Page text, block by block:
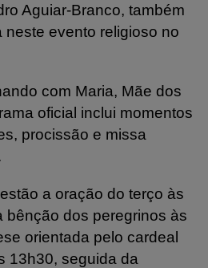
Aguiar-Branco, também
neste evento religioso no
com Maria, Mãe dos
oficial inclui momentos
procissão e missa
a oração do terço às
bênção dos peregrinos às
orientada pelo cardeal
13h30, seguida da